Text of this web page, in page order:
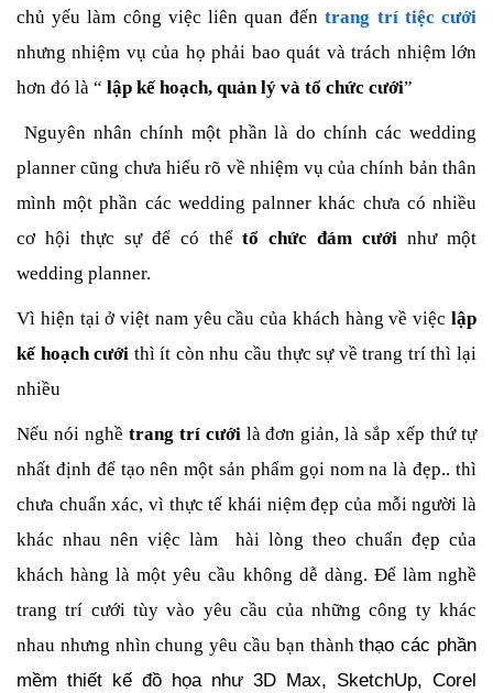
chủ yếu làm công việc liên quan đếntrang trí tiệc cưới
nhưng nhiệm vụ của họ phải bao quát và trách nhiệm lớn
hơn đó là “ lập kế hoạch, quản lý và tổ chức cưới”
Nguyên nhân chính một phần là do chính các wedding
planner cũng chưa hiểu rõ về nhiệm vụ của chính bản thân
mình một phần các wedding palnner khác chưa có nhiều
cơ hội thực sự để có thểtổ chức đám cưới như một
wedding planner.
Vì hiện tại ở việt nam yêu cầu của khách hàng về việc lập
kế hoạch cưới thì ít còn nhu cầu thực sự về trang trí thì lại
nhiều
Nếu nói nghề trang trí cướilà đơn giản, là sắp xếp thứ tự
nhất định để tạo nên một sản phẩm gọi nom na là đẹp.. thì
chưa chuẩn xác, vì thực tế khái niệm đẹp của mỗi người là
khác nhau nên việc làm hài lòng theo chuẩn đẹp của
khách hàng là một yêu cầu không dễ dàng. Để làm nghề
trang trí cưới tùy vào yêu cầu của những công ty khác
nhau nhưng nhìn chung yêu cầu bạn thànhthạo các phần
mềm thiết kế đồ họa như 3D Max, SketchUp, Corel